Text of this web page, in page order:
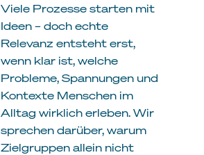
Viele Prozesse starten mit
Ideen – doch echte
Relevanz entsteht erst,
wenn klar ist, welche
Probleme, Spannungen und
Kontexte Menschen im
Alltag wirklich erleben. Wir
sprechen darüber, warum
Zielgruppen allein nicht